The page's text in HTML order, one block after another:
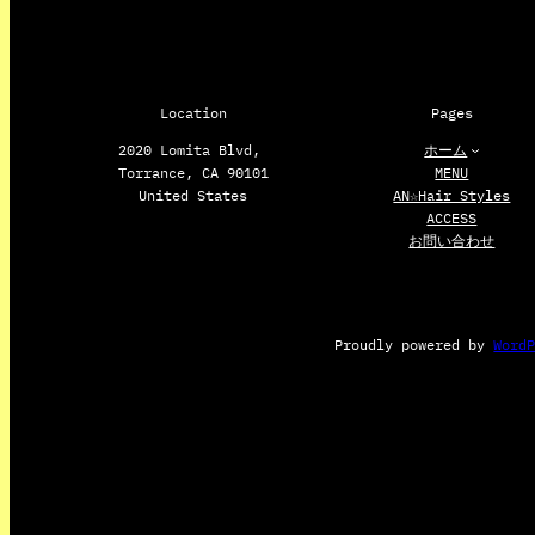
Location
2020 Lomita Blvd,
Torrance, CA 90101
United States
Pages
ホーム
MENU
AN☆Hair Styles
ACCESS
お問い合わせ
Proudly powered by